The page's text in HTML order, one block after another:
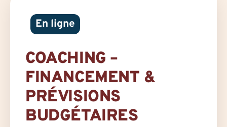
En ligne
COACHING –
FINANCEMENT &
PRÉVISIONS
BUDGÉTAIRES